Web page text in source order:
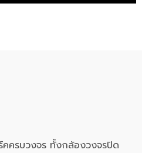
ครบวงจร ทั้งกล้องวงจรปิด